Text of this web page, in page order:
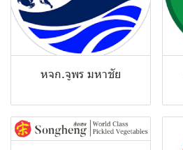
หจก.จูพร มหาชัย